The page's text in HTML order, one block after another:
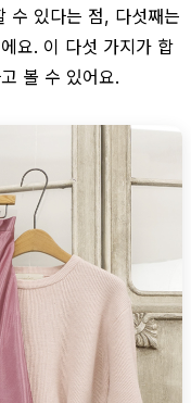
수 있다는 점, 다섯째는
요. 이 다섯 가지가 합
볼 수 있어요.